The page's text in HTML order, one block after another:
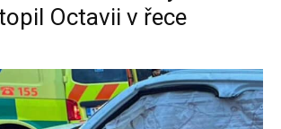
Octavii v řece